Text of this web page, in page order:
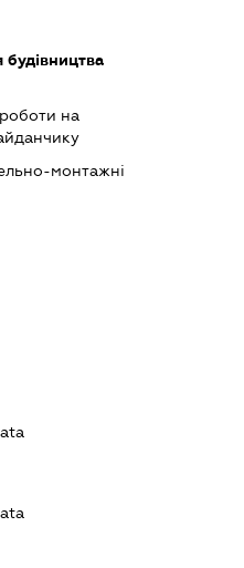
будівництва
на
монтажні